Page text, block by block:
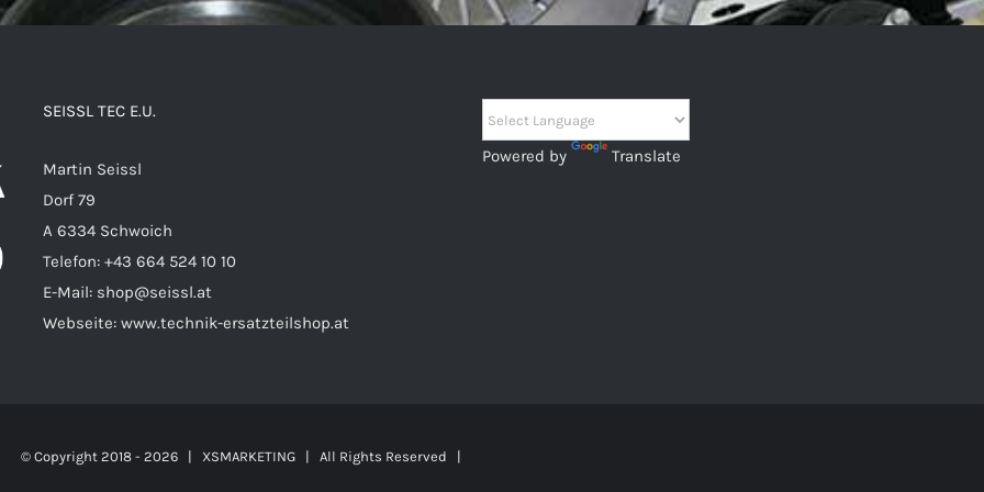
SEISSL TEC E.U.
Martin Seissl
Dorf 79
A 6334 Schwoich
Telefon: +43 664 524 10 10
E-Mail: shop@seissl.at
Webseite: www.technik-ersatzteilshop.at
Powered by Translate
© Copyright 2018 - 2026 | XSMARKETING | All Rights Reserved |